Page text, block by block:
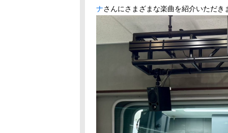
ナさんにさまざまな楽曲を紹介いただき